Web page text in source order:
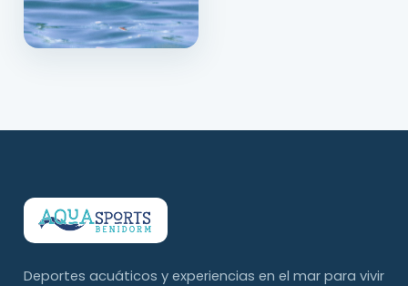
Deportes acuáticos y experiencias en el mar para vivir